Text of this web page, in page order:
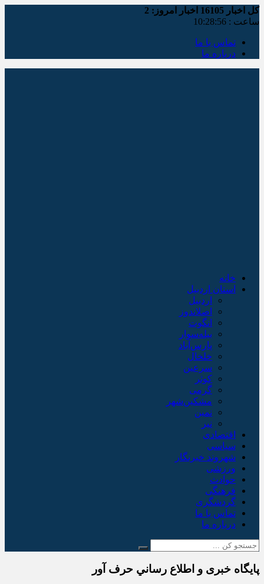
کل اخبار اخبار امروز: 2
ساعت : 10:28:57
تماس با ما
درباره ما
خانه
استان اردبیل
اردبیل
اصلاندوز
انگوت
بیله‌سوار
پارس‌آباد
خلخال
سرعین
کوثر
گرمی
مشکین‌شهر
نمین
نیر
اقتصادی
سیاسی
شهروند خبرنگار
ورزشی
حوادث
فرهنگی
گردشگری
تماس با ما
درباره ما
پایگاه خبری و اطلاع رساني حرف آور